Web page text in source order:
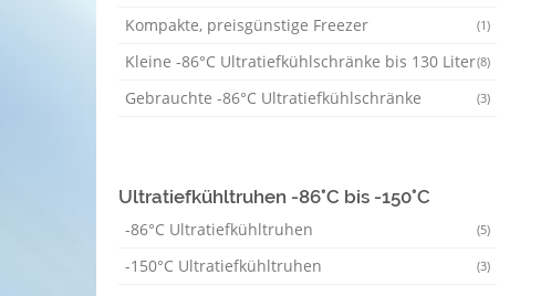
(1)
Kompakte, preisgünstige Freezer
(8)
Kleine -86°C Ultratiefkühlschränke bis 130 Liter
(3)
Gebrauchte -86°C Ultratiefkühlschränke
Ultratiefkühltruhen -86°C bis -150°C
(5)
-86°C Ultratiefkühltruhen
(3)
-150°C Ultratiefkühltruhen